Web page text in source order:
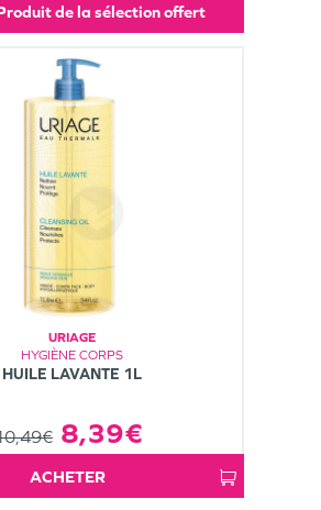
produit de la sélection offert
URIAGE
HYGIÈNE CORPS
HUILE LAVANTE 1L
8,39€
ACHETER